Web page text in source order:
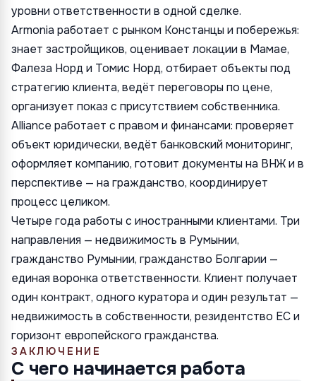
уровни ответственности в одной сделке.
Armonia работает с рынком Констанцы и побережья:
знает застройщиков, оценивает локации в Мамае,
Фалеза Норд и Томис Норд, отбирает объекты под
стратегию клиента, ведёт переговоры по цене,
организует показ с присутствием собственника.
Alliance работает с правом и финансами: проверяет
объект юридически, ведёт банковский мониторинг,
оформляет компанию, готовит документы на ВНЖ и в
перспективе — на гражданство, координирует
процесс целиком.
Четыре года работы с иностранными клиентами. Три
направления — недвижимость в Румынии,
гражданство Румынии, гражданство Болгарии —
единая воронка ответственности. Клиент получает
один контракт, одного куратора и один результат —
недвижимость в собственности, резидентство ЕС и
горизонт европейского гражданства.
ЗАКЛЮЧЕНИЕ
С чего начинается работа